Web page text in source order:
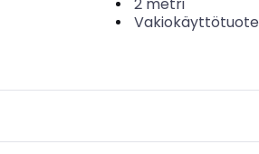
Vakiokäyttötuote